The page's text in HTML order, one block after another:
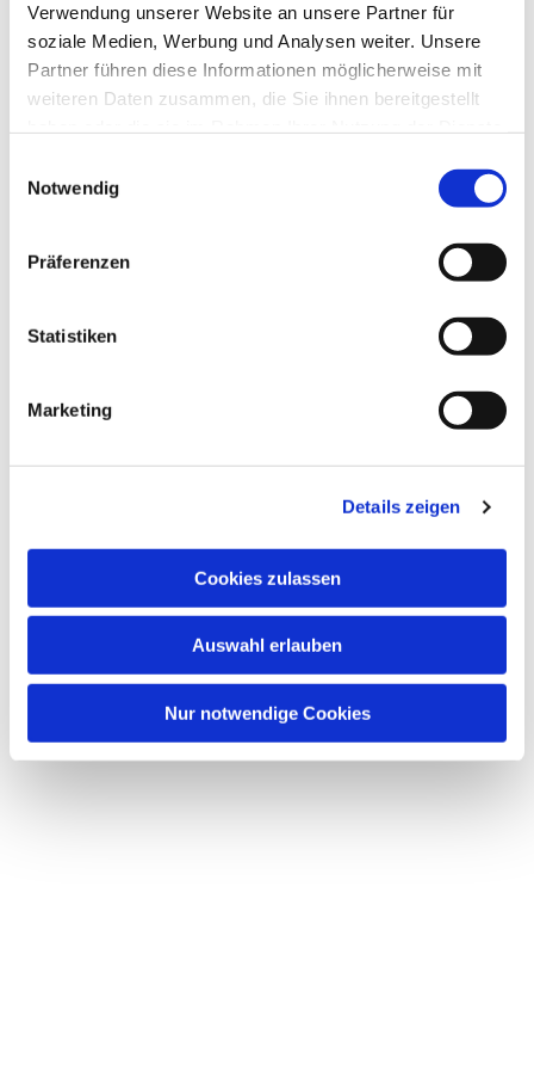
Verwendung unserer Website an unsere Partner für
soziale Medien, Werbung und Analysen weiter. Unsere
Partner führen diese Informationen möglicherweise mit
weiteren Daten zusammen, die Sie ihnen bereitgestellt
Notwendig
Präferenzen
Statistiken
Marketing
Details zeigen
Cookies zulassen
Auswahl erlauben
Nur notwendige Cookies
interessieren